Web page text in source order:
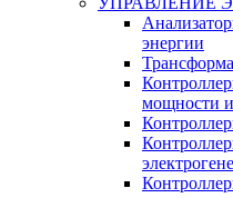
энергии
мощности